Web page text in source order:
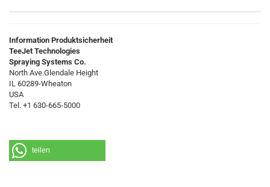
Information Produktsicherheit
TeeJet Technologies
Spraying Systems Co.
North Ave.Glendale Height
IL 60289-Wheaton
USA
Tel. +1 630-665-5000
teilen